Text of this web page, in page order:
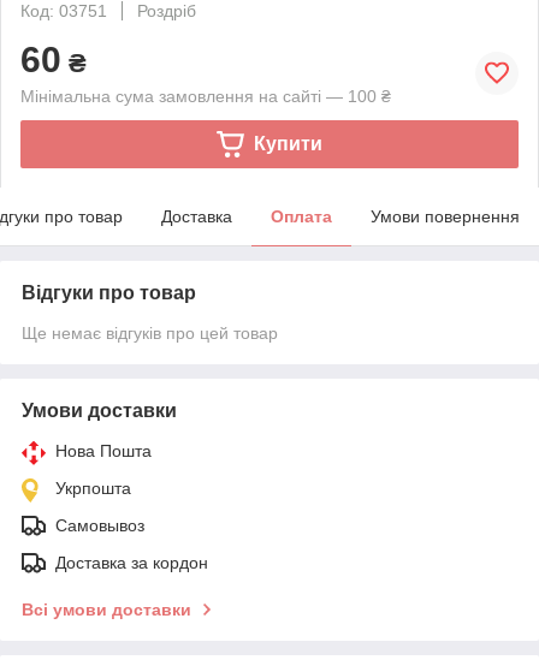
Код: 03751
Роздріб
60 ₴
Мінімальна сума замовлення на сайті — 100 ₴
Купити
про товар Доставка Оплата Умови повернення
Відгуки про товар
Ще немає відгуків про цей товар
Умови доставки
Нова Пошта
Укрпошта
Самовывоз
Доставка за кордон
Всі умови доставки